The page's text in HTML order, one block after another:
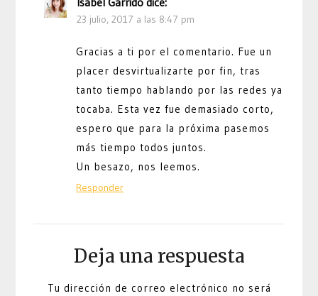
23 julio, 2017 a las 8:47 pm
Gracias a ti por el comentario. Fue un
placer desvirtualizarte por fin, tras
tanto tiempo hablando por las redes ya
tocaba. Esta vez fue demasiado corto,
espero que para la próxima pasemos
más tiempo todos juntos.
Un besazo, nos leemos.
Responder
Deja una respuesta
Tu dirección de correo electrónico no será